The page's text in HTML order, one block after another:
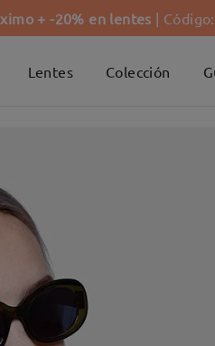
+ -20% en lentes |
Lentes Colección